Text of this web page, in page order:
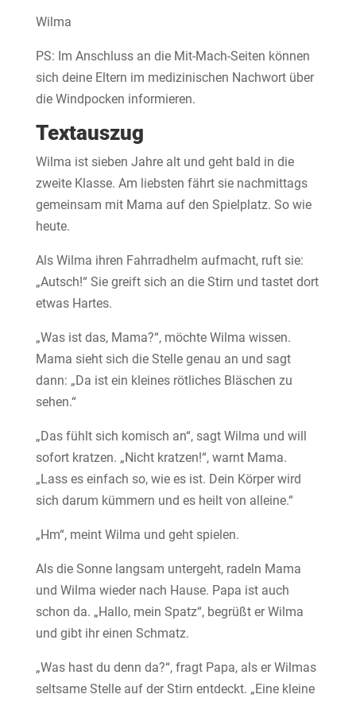
Wilma
PS: Im Anschluss an die Mit-Mach-Seiten können
sich deine Eltern im medizinischen Nachwort über
die Windpocken informieren.
Textauszug
Wilma ist sieben Jahre alt und geht bald in die
zweite Klasse. Am liebsten fährt sie nachmittags
gemeinsam mit Mama auf den Spielplatz. So wie
heute.
Als Wilma ihren Fahrradhelm aufmacht, ruft sie:
„Autsch!“ Sie greift sich an die Stirn und tastet dort
etwas Hartes.
„Was ist das, Mama?“, möchte Wilma wissen.
Mama sieht sich die Stelle genau an und sagt
dann: „Da ist ein kleines rötliches Bläschen zu
sehen.“
„Das fühlt sich komisch an“, sagt Wilma und will
sofort kratzen. „Nicht kratzen!“, warnt Mama.
„Lass es einfach so, wie es ist. Dein Körper wird
sich darum kümmern und es heilt von alleine.“
„Hm“, meint Wilma und geht spielen.
Als die Sonne langsam untergeht, radeln Mama
und Wilma wieder nach Hause. Papa ist auch
schon da. „Hallo, mein Spatz“, begrüßt er Wilma
und gibt ihr einen Schmatz.
„Was hast du denn da?“, fragt Papa, als er Wilmas
seltsame Stelle auf der Stirn entdeckt. „Eine kleine